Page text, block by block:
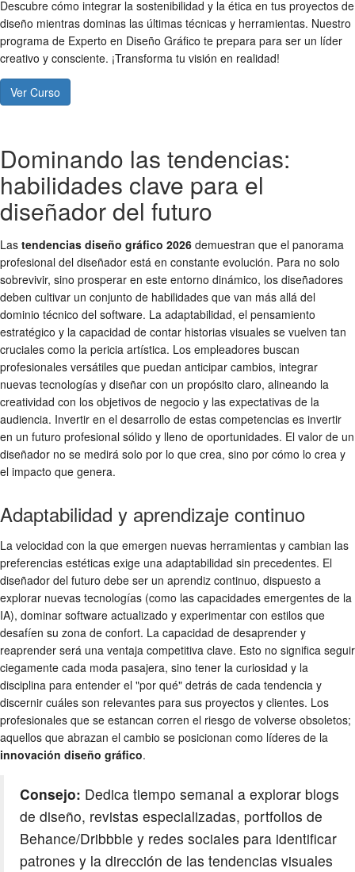
Descubre cómo integrar la sostenibilidad y la ética en tus proyectos de
diseño mientras dominas las últimas técnicas y herramientas. Nuestro
programa de Experto en Diseño Gráfico te prepara para ser un líder
creativo y consciente. ¡Transforma tu visión en realidad!
Ver Curso
Dominando las tendencias:
habilidades clave para el
diseñador del futuro
Las tendencias diseño gráfico 2026 demuestran que el panorama
profesional del diseñador está en constante evolución. Para no solo
sobrevivir, sino prosperar en este entorno dinámico, los diseñadores
deben cultivar un conjunto de habilidades que van más allá del
dominio técnico del software. La adaptabilidad, el pensamiento
estratégico y la capacidad de contar historias visuales se vuelven tan
cruciales como la pericia artística. Los empleadores buscan
profesionales versátiles que puedan anticipar cambios, integrar
nuevas tecnologías y diseñar con un propósito claro, alineando la
creatividad con los objetivos de negocio y las expectativas de la
audiencia. Invertir en el desarrollo de estas competencias es invertir
en un futuro profesional sólido y lleno de oportunidades. El valor de un
diseñador no se medirá solo por lo que crea, sino por cómo lo crea y
el impacto que genera.
Adaptabilidad y aprendizaje continuo
La velocidad con la que emergen nuevas herramientas y cambian las
preferencias estéticas exige una adaptabilidad sin precedentes. El
diseñador del futuro debe ser un aprendiz continuo, dispuesto a
explorar nuevas tecnologías (como las capacidades emergentes de la
IA), dominar software actualizado y experimentar con estilos que
desafíen su zona de confort. La capacidad de desaprender y
reaprender será una ventaja competitiva clave. Esto no significa seguir
ciegamente cada moda pasajera, sino tener la curiosidad y la
disciplina para entender el "por qué" detrás de cada tendencia y
discernir cuáles son relevantes para sus proyectos y clientes. Los
profesionales que se estancan corren el riesgo de volverse obsoletos;
aquellos que abrazan el cambio se posicionan como líderes de la
innovación diseño gráfico.
Consejo: Dedica tiempo semanal a explorar blogs
de diseño, revistas especializadas, portfolios de
Behance/Dribbble y redes sociales para identificar
patrones y la dirección de las tendencias visuales